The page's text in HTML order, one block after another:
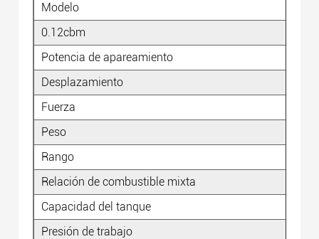
Modelo
0.12cbm
Potencia de apareamiento
Desplazamiento
Fuerza
Peso
Rango
Relación de combustible mixta
Capacidad del tanque
Presión de trabajo